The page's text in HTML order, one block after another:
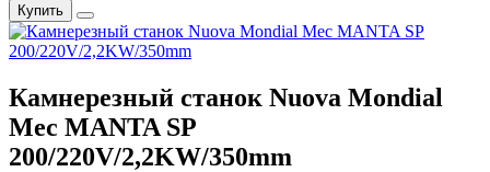
Купить
Камнерезный станок Nuova Mondial
Mec MANTA SP
200/220V/2,2KW/350mm